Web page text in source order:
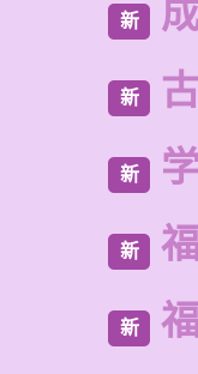
新
新
新
新
新